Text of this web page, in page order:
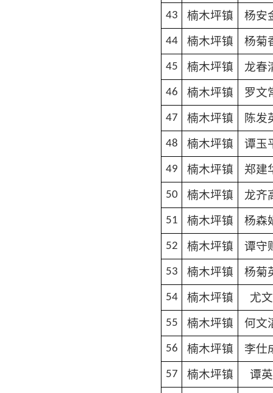
43 楠木坪镇 杨安
44 楠木坪镇 杨菊
45 楠木坪镇 龙春
46 楠木坪镇 罗文
47 楠木坪镇 陈发
48 楠木坪镇 谭玉
49 楠木坪镇 郑建
50 楠木坪镇 龙齐
51 楠木坪镇 杨森
52 楠木坪镇 谭守
53 楠木坪镇 杨菊
54 楠木坪镇 尤文
55 楠木坪镇 何文
56 楠木坪镇 李仕
57 楠木坪镇 谭英